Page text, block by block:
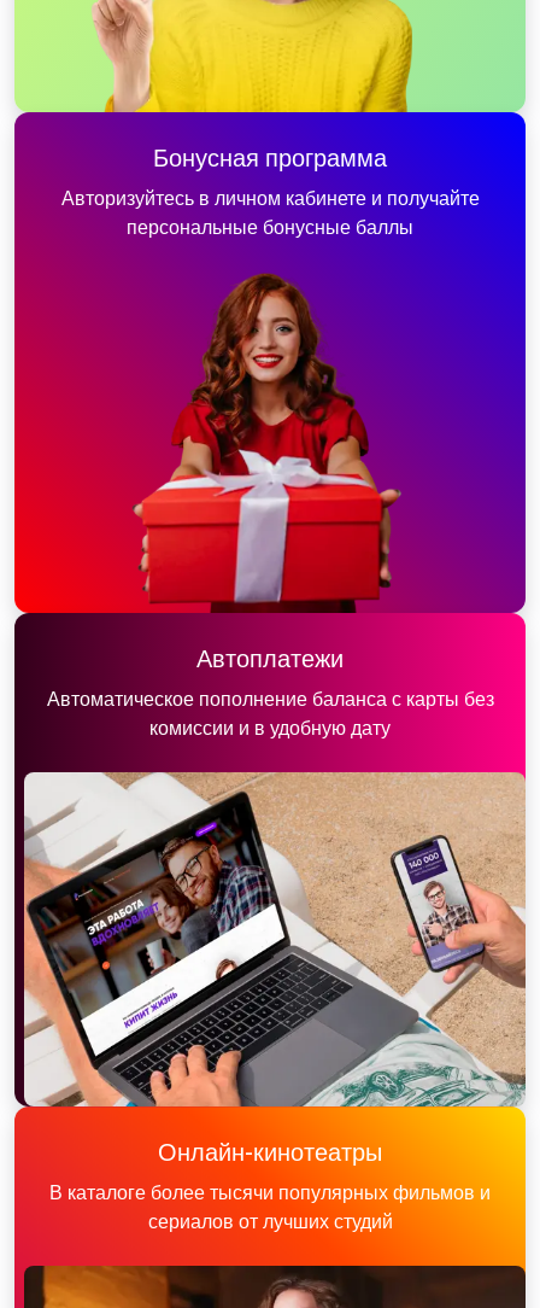
Бонусная программа
Авторизуйтесь в личном кабинете и получайте
персональные бонусные баллы
Автоплатежи
Автоматическое пополнение баланса с карты без
комиссии и в удобную дату
Онлайн-кинотеатры
В каталоге более тысячи популярных фильмов и
сериалов от лучших студий